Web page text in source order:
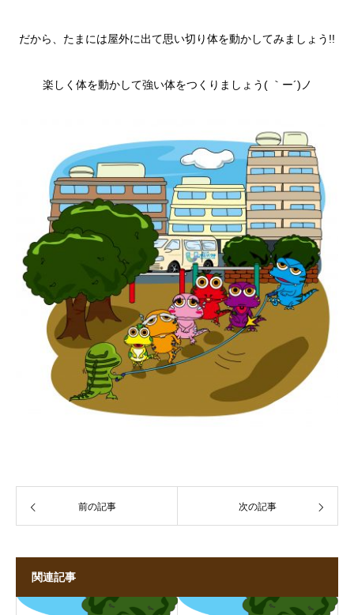
だから、たまには屋外に出て思い切り体を動かしてみましょう!!
楽しく体を動かして強い体をつくりましょう( ｀ー´)ノ
前の記事 次の記事
関連記事